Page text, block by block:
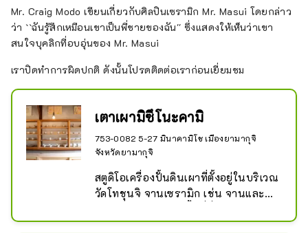
Mr. Craig Modo เขียนเกี่ยวกับศิลปินเซรามิก Mr. Masui โดยกล่าว
ว่า ``ฉันรู้สึกเหมือนเขาเป็นพี่ชายของฉัน'' ซึ่งแสดงให้เห็นว่าเขา
สนใจบุคลิกที่อบอุ่นของ Mr. Masui
เราปิดทำการผิดปกติ ดังนั้นโปรดติดต่อเราก่อนเยี่ยมชม
เตาเผามิซึโนะคามิ
753-0082 5-27 มินาคามิโช เมืองยามากุจิ
จังหวัดยามากุจิ
สตูดิโอเครื่องปั้นดินเผาที่ตั้งอยู่ในบริเวณ
วัดโทชุนจิ จานเซรามิก เช่น จานและ
ด้วยธรรมชาติ เวิร์คช็อปซึ่งเคยเป็น